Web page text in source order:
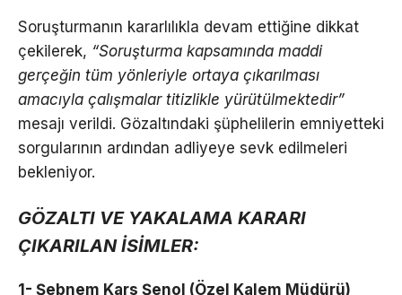
Soruşturmanın kararlılıkla devam ettiğine dikkat
çekilerek, “Soruşturma kapsamında maddi
gerçeğin tüm yönleriyle ortaya çıkarılması
amacıyla çalışmalar titizlikle yürütülmektedir”
mesajı verildi. Gözaltındaki şüphelilerin emniyetteki
sorgularının ardından adliyeye sevk edilmeleri
bekleniyor.
GÖZALTI VE YAKALAMA KARARI
ÇIKARILAN İSİMLER:
1- Şebnem Kars Şenol (Özel Kalem Müdürü)